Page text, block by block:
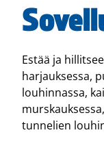
Estää ja
harjauksessa,
louhinnassa,
tunnelien